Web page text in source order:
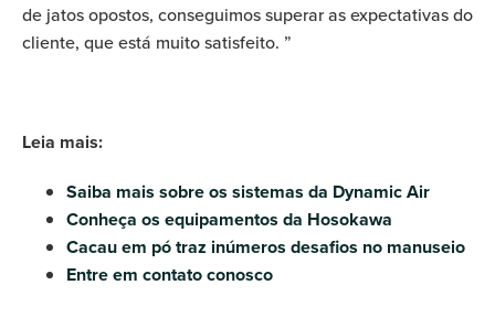
de jatos opostos, conseguimos superar as expectativas do
cliente, que está muito satisfeito. ”
Leia mais:
Saiba mais sobre os sistemas da Dynamic Air
Conheça os equipamentos da Hosokawa
Cacau em pó traz inúmeros desafios no manuseio
Entre em contato conosco